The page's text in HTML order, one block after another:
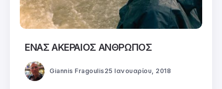
ΕΝΑΣ ΑΚΕΡΑΙΟΣ ΑΝΘΡΩΠΟΣ
Giannis Fragoulis 25 Ιανουαρίου, 2018